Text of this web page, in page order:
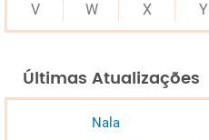
V
W X Y
Últimas Atualizações
Nala